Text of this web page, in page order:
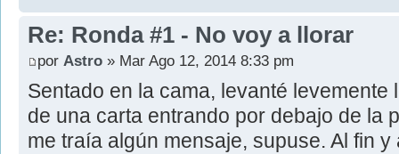
Re: Ronda #1 - No voy a llorar
por Astro » Mar Ago 12, 2014 8:33 pm
Sentado en la cama, levanté
de una carta entrando por debajo de la
me traía algún mensaje, supuse. Al fin